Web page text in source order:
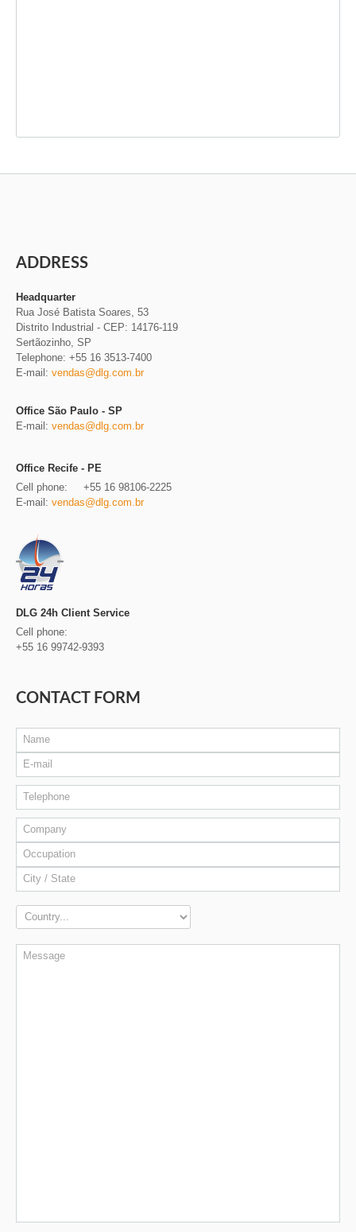
ADDRESS
Headquarter
Rua José Batista Soares, 53
Distrito Industrial - CEP: 14176-119
Sertãozinho, SP
Telephone: +55 16 3513-7400
E-mail: vendas@dlg.com.br
Office São Paulo - SP
E-mail: vendas@dlg.com.br
Office Recife - PE
Cell phone: +55 16 98106-2225
E-mail: vendas@dlg.com.br
DLG 24h Client Service
Cell phone:
+55 16 99742-9393
CONTACT FORM